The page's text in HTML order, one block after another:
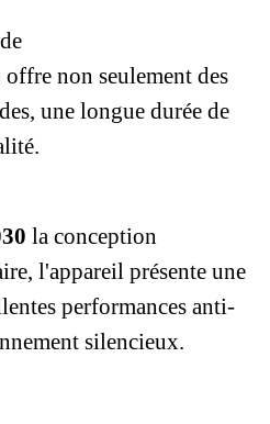
offre non seulement des
une longue durée de
la conception
l'appareil présente une
performances anti-
silencieux.